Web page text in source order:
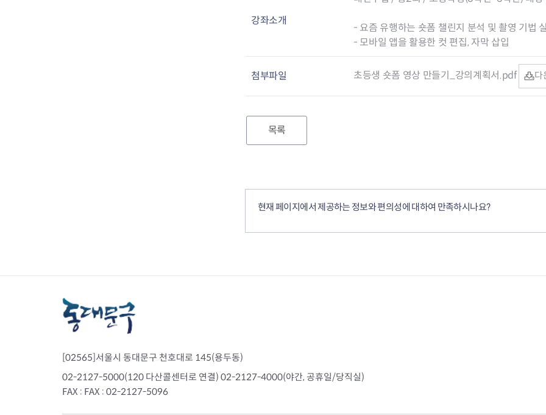
강좌소개
- 요즘 유행하는 숏폼 챌린지 분석 및 촬영 기법
- 모바일 앱을 활용한 컷 편집, 자막 삽입
첨부파일 초등생 숏폼 영상 만들기_강의계획서.pdf 다
목록
현재 페이지에서 제공하는 정보와 편의성에 대하여 만족하시나요?
[02565]서울시 동대문구 천호대로 145(용두동)
02-2127-5000(120 다산콜센터로 연결) 02-2127-4000(야간, 공휴일/당직실)
FAX : FAX : 02-2127-5096